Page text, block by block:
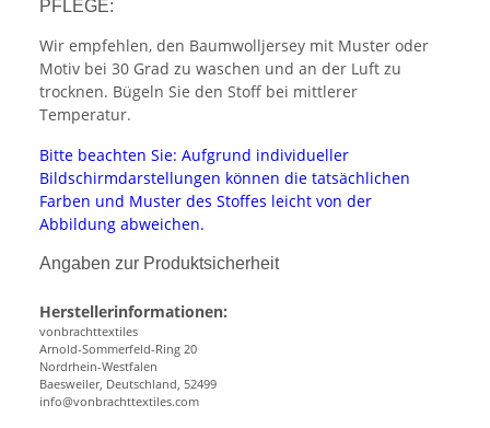
PFLEGE:
Wir empfehlen, den Baumwolljersey mit Muster oder
Motiv bei 30 Grad zu waschen und an der Luft zu
trocknen. Bügeln Sie den Stoff bei mittlerer
Temperatur.
Bitte beachten Sie: Aufgrund individueller
Bildschirmdarstellungen können die tatsächlichen
Farben und Muster des Stoffes leicht von der
Abbildung abweichen.
Angaben zur Produktsicherheit
Herstellerinformationen:
vonbrachttextiles
Arnold-Sommerfeld-Ring 20
Nordrhein-Westfalen
Baesweiler, Deutschland, 52499
info@vonbrachttextiles.com